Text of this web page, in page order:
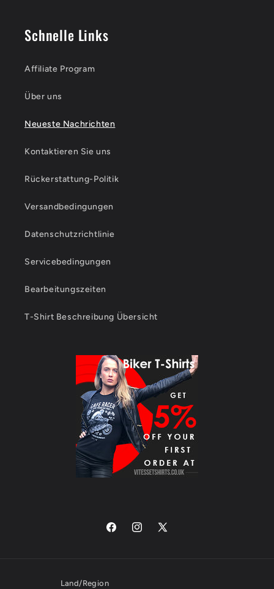
Schnelle Links
Affiliate Program
Über uns
Neueste Nachrichten
Kontaktieren Sie uns
Rückerstattung-Politik
Versandbedingungen
Datenschutzrichtlinie
Servicebedingungen
Bearbeitungszeiten
T-Shirt Beschreibung Übersicht
FacebookInstagram
X
Land/Region